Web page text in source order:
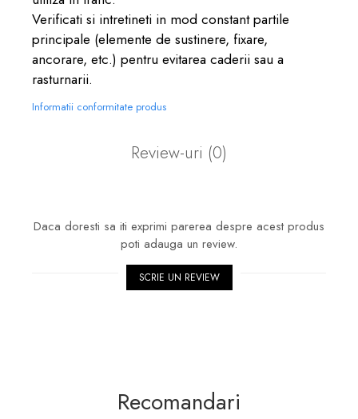
Verificati si intretineti in mod constant partile
principale (elemente de sustinere, fixare,
ancorare, etc.) pentru evitarea caderii sau a
rasturnarii.
Informatii conformitate produs
Review-uri (0)
Daca doresti sa iti exprimi parerea despre acest produs
poti adauga un review.
SCRIE UN REVIEW
Recomandari